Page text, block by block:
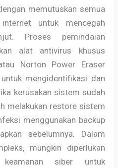
memutuskan semua
untuk mencegah
Proses pemindaian
alat antivirus khusus
Norton Power Eraser
mengidentifikasi dan
kerusakan sistem sudah
melakukan restore sistem
menggunakan backup
sebelumnya. Dalam
mungkin diperlukan
siber untuk